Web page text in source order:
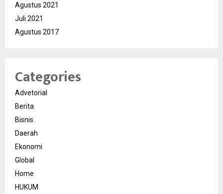
Agustus 2021
Juli 2021
Agustus 2017
Categories
Advetorial
Berita
Bisnis
Daerah
Ekonomi
Global
Home
HUKUM